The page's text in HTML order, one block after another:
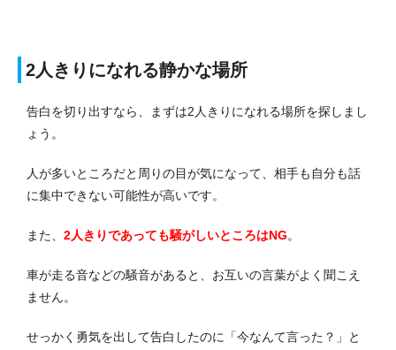
2人きりになれる静かな場所
告白を切り出すなら、まずは2人きりになれる場所を探しまし
ょう。
人が多いところだと周りの目が気になって、相手も自分も話
に集中できない可能性が高いです。
また、 2人きりであっても騒がしいところはNG。
車が走る音などの騒音があると、お互いの言葉がよく聞こえ
ません。
せっかく勇気を出して告白したのに「今なんて言った？」と